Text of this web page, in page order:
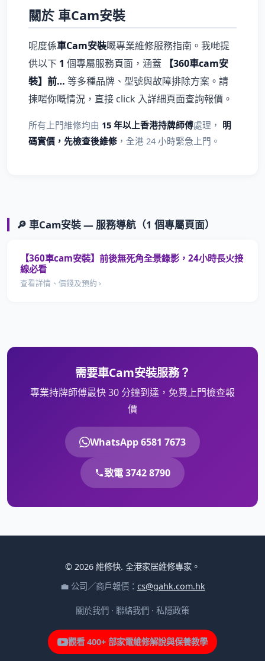
關於 車Cam安裝
呢度係車Cam安裝嘅專業維修服務指南。我哋提
供以下 1 個專屬服務頁面，涵蓋
【360車cam安
裝】前… 等多種品牌、型號與故障排除方案。請
揀啱你嘅情況，直接 click 入詳細頁面查詢報價。
所有上門維修均由 15 年以上香港持牌師傅處理， 明
碼實價，先檢查後維修 ，全港 24 小時緊急上門。
🔎 車Cam安裝 — 服務導航（1 個專屬頁面）
【360車cam安裝】前後無死角全景錄影，24小時長火接
線必看
查看詳情、價錢及預約 ›
需要車Cam安裝服務？
專業持牌師傅最快 30 分鐘到達，免費上門檢查報
價
WhatsApp 6581 7673
致電 3742 8790
© 2026 維修快. 全港家居維修專家。
💼 公司／商戶報價： cs@gahk.com.hk
關於我們 · 聯絡我們 · 私隱政策
觀看 400+ 部家電維修解說與保養教學